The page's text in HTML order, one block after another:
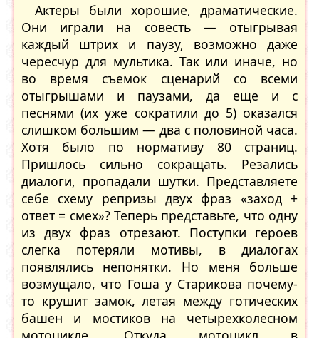
Актеры были хорошие, драматические.
Они играли на совесть — отыгрывая
каждый штрих и паузу, возможно даже
чересчур для мультика. Так или иначе, но
во время съемок сценарий со всеми
отыгрышами и паузами, да еще и с
песнями (их уже сократили до 5) оказался
слишком большим — два с половиной часа.
Хотя было по нормативу 80 страниц.
Пришлось сильно сокращать. Резались
диалоги, пропадали шутки. Представляете
себе схему репризы двух фраз «заход +
ответ = смех»? Теперь представьте, что одну
из двух фраз отрезают. Поступки героев
слегка потеряли мотивы, в диалогах
появлялись непонятки. Но меня больше
возмущало, что Гоша у Старикова почему-
то крушит замок, летая между готических
башен и мостиков на четырехколесном